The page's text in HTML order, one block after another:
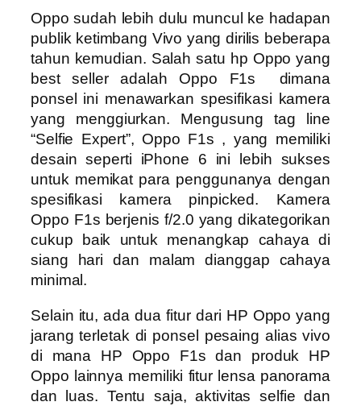
Oppo sudah lebih dulu muncul ke hadapan
publik ketimbang Vivo yang dirilis beberapa
tahun kemudian. Salah satu hp Oppo yang
best seller adalah Oppo F1s dimana
ponsel ini menawarkan spesifikasi kamera
yang menggiurkan. Mengusung tag line
“Selfie Expert”, Oppo F1s , yang memiliki
desain seperti iPhone 6 ini lebih sukses
untuk memikat para penggunanya dengan
spesifikasi kamera pinpicked. Kamera
Oppo F1s berjenis f/2.0 yang dikategorikan
cukup baik untuk menangkap cahaya di
siang hari dan malam dianggap cahaya
minimal.
Selain itu, ada dua fitur dari HP Oppo yang
jarang terletak di ponsel pesaing alias vivo
di mana HP Oppo F1s dan produk HP
Oppo lainnya memiliki fitur lensa panorama
dan luas. Tentu saja, aktivitas selfie dan